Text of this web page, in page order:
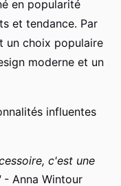
en popularité
et tendance. Par
un choix populaire
moderne et un
influentes
c'est une
- Anna Wintour